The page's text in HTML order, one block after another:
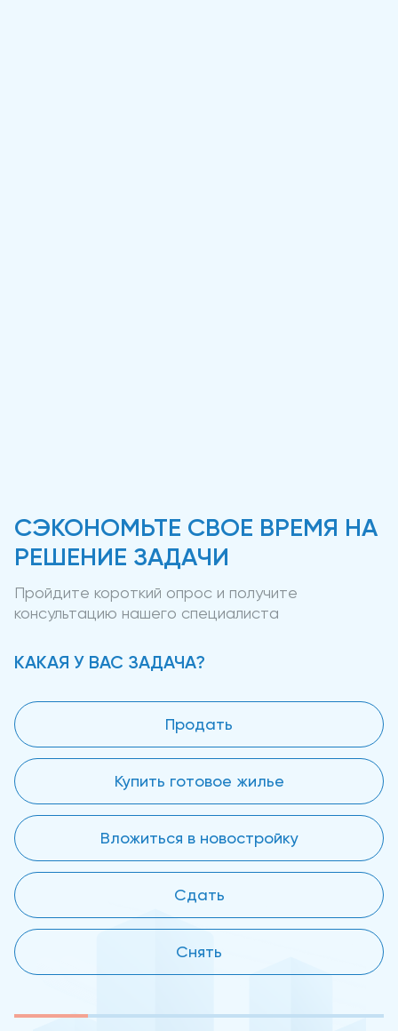
СЭКОНОМЬТЕ СВОЕ ВРЕМЯ НА
РЕШЕНИЕ ЗАДАЧИ
Пройдите короткий опрос и получите
консультацию нашего специалиста
КАКАЯ У ВАС ЗАДАЧА?
Продать
Купить готовое жилье
Вложиться в новостройку
Сдать
Снять